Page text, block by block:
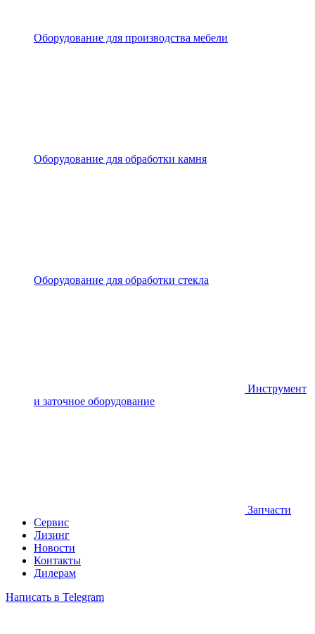
Оборудование для производства мебели
Оборудование для обработки камня
Оборудование для обработки стекла
Инструмент
и заточное оборудование
Запчасти
Сервис
Лизинг
Новости
Контакты
Дилерам
Написать в Telegram